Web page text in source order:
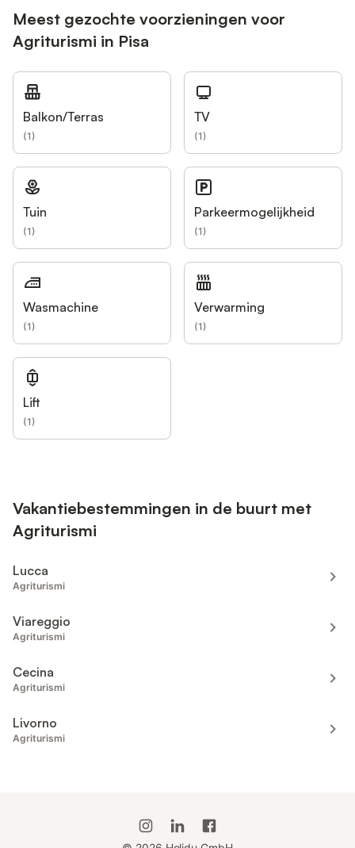
Meest gezochte voorzieningen voor
Agriturismi in Pisa
Balkon/Terras
(1)
TV
(1)
Tuin
(1)
Parkeermogelijkheid
(1)
Wasmachine
(1)
Verwarming
(1)
Lift
(1)
Vakantiebestemmingen in de buurt met
Agriturismi
Lucca
Agriturismi
Viareggio
Agriturismi
Cecina
Agriturismi
Livorno
Agriturismi